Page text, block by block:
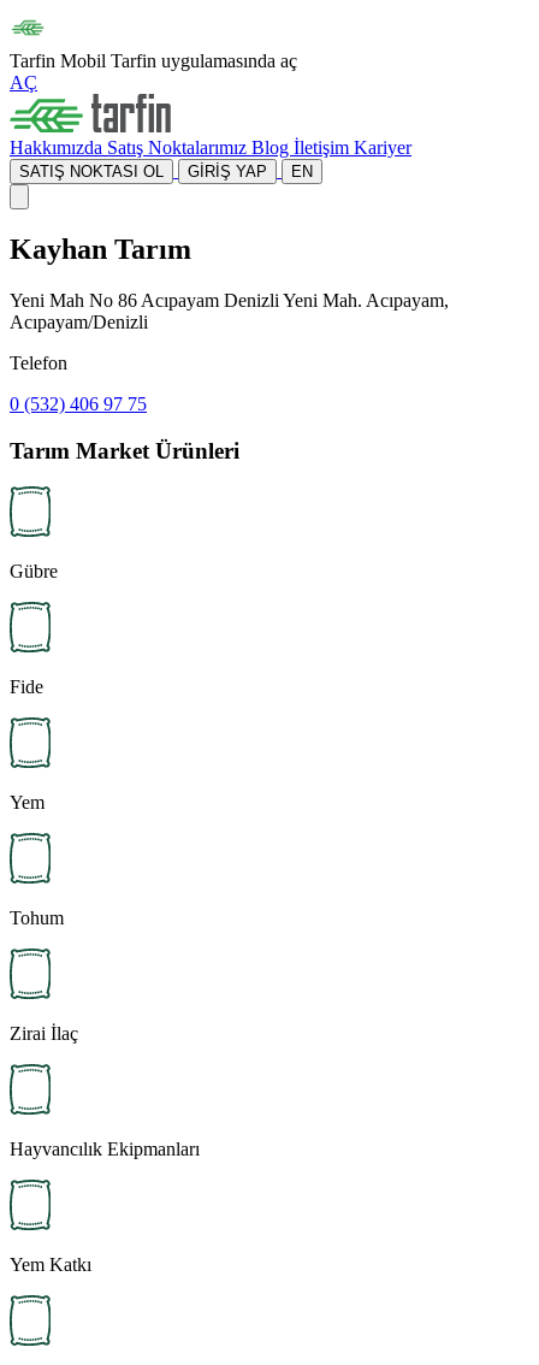
Tarfin Mobil Tarfin uygulamasında aç
AÇ
Hakkımızda Satış Noktalarımız Blog İletişim Kariyer
SATIŞ NOKTASI OL GİRİŞ YAP EN
Kayhan Tarım
Yeni Mah No 86 Acıpayam Denizli Yeni Mah. Acıpayam,
Acıpayam/Denizli
Telefon
0 (532) 406 97 75
Tarım Market Ürünleri
Gübre
Fide
Yem
Tohum
Zirai İlaç
Hayvancılık Ekipmanları
Yem Katkı